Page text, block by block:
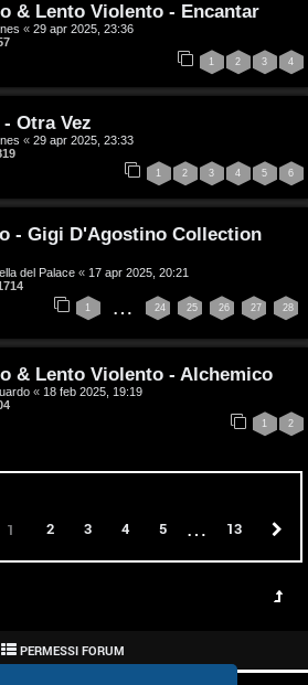
& Lento Violento - Encantar
« 29 apr 2025, 23:36
1 2 3 4
Otra Vez
« 29 apr 2025, 23:33
1 2 3 4 5 6
- Gigi D'Agostino Collection
del Palace « 17 apr 2025, 20:21
1 … 24 25 26 27 28
& Lento Violento - Alchemico
« 18 feb 2025, 19:19
1 2
Pagina di
1 2 3 4 5 … 13
PERMESSI FORUM